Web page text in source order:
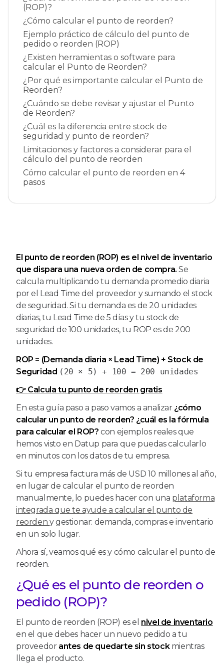
El punto de reorden (ROP) es el nivel de inventario
que dispara una nueva orden de compra. Se
calcula multiplicando tu demanda promedio diaria
por el Lead Time del proveedor y sumando el stock
de seguridad. Si tu demanda es de 20 unidades
diarias, tu Lead Time de 5 días y tu stock de
seguridad de 100 unidades, tu ROP es de 200
unidades.
ROP = (Demanda diaria × Lead Time) + Stock de
Seguridad (20 × 5) + 100 = 200 unidades
👉 Calcula tu punto de reorden gratis
En esta guía paso a paso vamos a analizar ¿cómo
calcular un punto de reorden? ¿cuál es la fórmula
para calcular el ROP? con ejemplos reales que
hemos visto en Datup para que puedas calcularlo
en minutos con los datos de tu empresa.
Si tu empresa factura más de USD 10 millones al año,
en lugar de calcular el punto de reorden
manualmente, lo puedes hacer con una plataforma
integrada que te ayude a calcular el punto de
reorden y gestionar: demanda, compras e inventario
en un solo lugar.
Ahora sí, veamos qué es y cómo calcular el punto de
reorden.
¿Qué es el punto de reorden o
pedido (ROP)?
El punto de reorden (ROP) es el nivel de inventario
en el que debes hacer un nuevo pedido a tu
proveedor antes de quedarte sin stockmientras
llega el producto.
(ROP)?
¿Cómo calcular el punto de reorden?
Ejemplo práctico de cálculo del punto de
pedido o reorden (ROP)
¿Existen herramientas o software para
calcular el Punto de Reorden?
¿Por qué es importante calcular el Punto de
Reorden?
¿Cuándo se debe revisar y ajustar el Punto
de Reorden?
¿Cuál es la diferencia entre stock de
seguridad y punto de reorden?
Limitaciones y factores a considerar para el
cálculo del punto de reorden
Cómo calcular el punto de reorden en 4
pasos